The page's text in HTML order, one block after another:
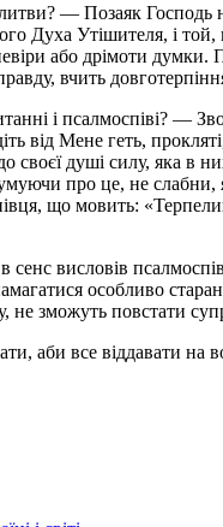
— Позаяк Господь
Духа Утішителя, і
або дрімоти
вчить
і псалмоспіві? —
від Мене геть,
своєї душі силу, яка в
про це, не
що мовить:
висловів
особливо
зможуть повстати
аби все віддавати